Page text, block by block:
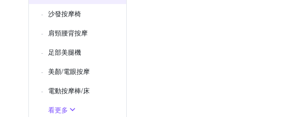
沙發按摩椅
肩頸腰背按摩
足部美腿機
美顏/電眼按摩
電動按摩棒/床
看更多